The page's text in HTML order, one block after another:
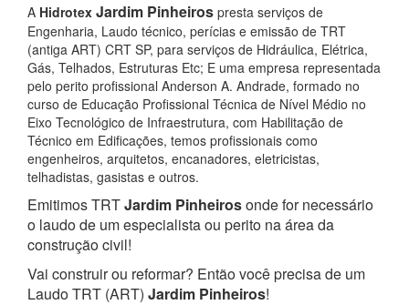
A Hidrotex Jardim Pinheiros presta serviços de
Engenharia, Laudo técnico, perícias e emissão de TRT
(antiga ART) CRT SP, para serviços de Hidráulica, Elétrica,
Gás, Telhados, Estruturas Etc; E uma empresa representada
pelo perito profissional Anderson A. Andrade, formado no
curso de Educação Profissional Técnica de Nível Médio no
Eixo Tecnológico de Infraestrutura, com Habilitação de
Técnico em Edificações, temos profissionais como
engenheiros, arquitetos, encanadores, eletricistas,
telhadistas, gasistas e outros.
Emitimos TRTJardim Pinheirosonde for necessário
o laudo de um especialista ou perito na área da
construção civil!
Vai construir ou reformar? Então você precisa de um
Laudo TRT (ART) Jardim Pinheiros!